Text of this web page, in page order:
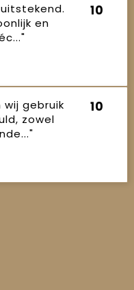
en
10
wij gebruik
zowel
10